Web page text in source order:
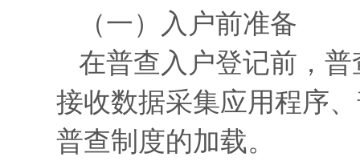
（一）入户前准备
在普查入户登记前，
接收数据采集应用程序
普查制度的加载。